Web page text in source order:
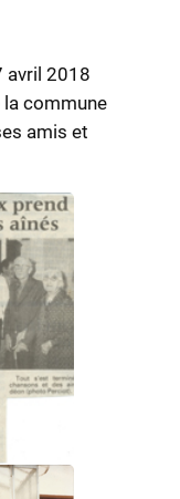
avril 2018
commune
amis et